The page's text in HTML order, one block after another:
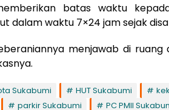
batas waktu
dalam waktu 7×24 jam sejak
menjawab di
Sukabumi HUT Sukabumi
parkir Sukabumi PC PMII